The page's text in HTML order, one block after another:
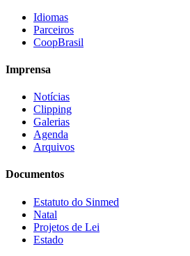
Idiomas
Parceiros
CoopBrasil
Imprensa
Notícias
Clipping
Galerias
Agenda
Arquivos
Documentos
Estatuto do Sinmed
Natal
Projetos de Lei
Estado